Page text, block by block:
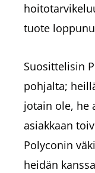
tuote
Suosittelisin
pohjalta;
jotain ole, he
asiakkaan
Polyconin
heidän